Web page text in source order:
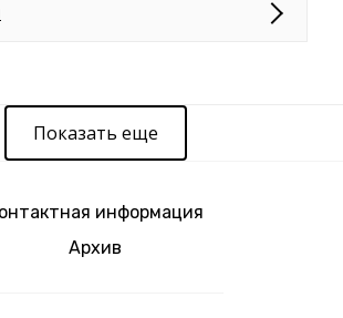
Показать еще
информация
Архив